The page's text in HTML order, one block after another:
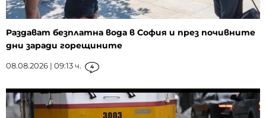
Раздават безплатна вода в София и през почивните
дни заради горещините
08.08.2026 | 09:13 ч. 4